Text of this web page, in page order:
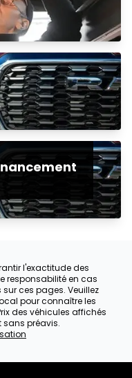
l'exactitude des
responsabilité en cas
ces pages. Veuillez
pour connaître les
des véhicules affichés
préavis.